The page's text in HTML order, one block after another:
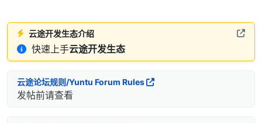
云途开发生态介绍
快速上手云途开发生态
云途论坛规则/Yuntu Forum Rules
发帖前请查看